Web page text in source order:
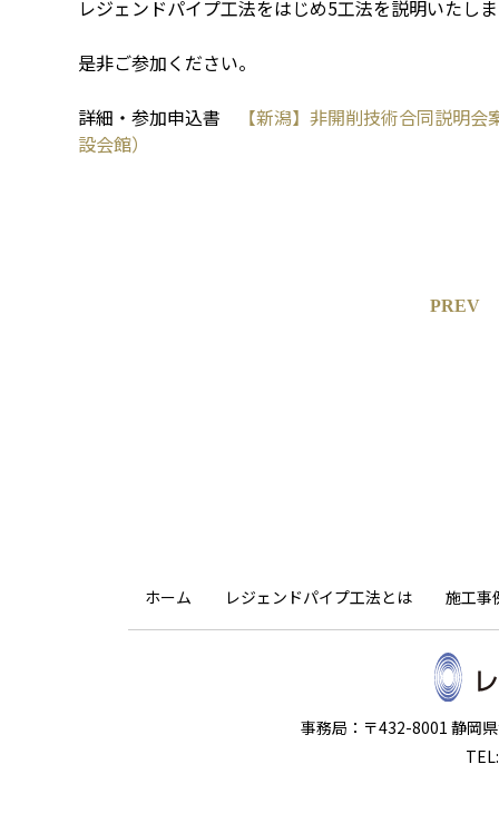
レジェンドパイプ工法をはじめ5工法を説明いたし
是非ご参加ください。
詳細・参加申込書
【新潟】非開削技術合同説明
設会館）
PREV
ホーム レジェンドパイプ工法とは 施工事
事務局：〒432-8001 静岡